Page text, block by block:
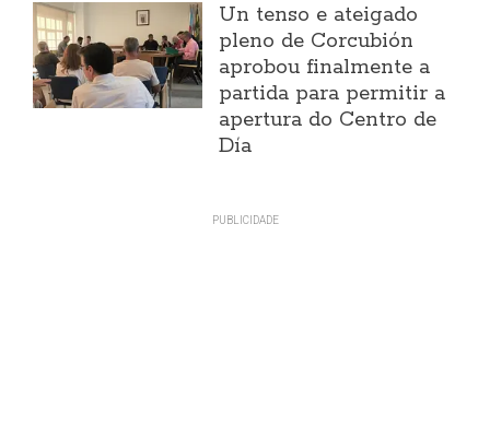
Un tenso e ateigado
pleno de Corcubión
aprobou finalmente a
partida para permitir a
apertura do Centro de
Día